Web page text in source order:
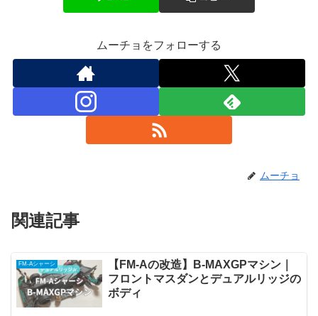
ムーチョをフォローする
ムーチョ
関連記事
FM-Aシャーシ
【FM-Aの改造】B-MAXGPマシン｜
フロントマスダンとデュアルリッジの
ボディ